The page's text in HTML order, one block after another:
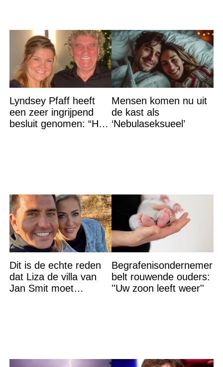
Lyndsey Pfaff heeft
een zeer ingrijpend
besluit genomen: “Het
Mensen komen nu uit
de kast als
‘Nebulaseksueel’
Dit is de echte reden
dat Liza de villa van
Jan Smit moet
Begrafenisondernemer
belt rouwende ouders:
''Uw zoon leeft weer''